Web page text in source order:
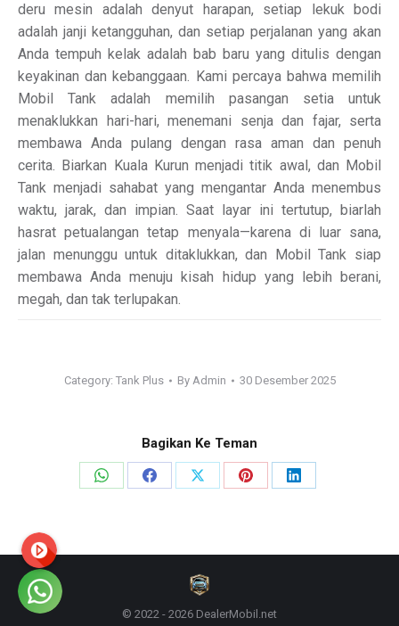
deru mesin adalah denyut harapan, setiap lekuk bodi
adalah janji ketangguhan, dan setiap perjalanan yang akan
Anda tempuh kelak adalah bab baru yang ditulis dengan
keyakinan dan kebanggaan. Kami percaya bahwa memilih
Mobil Tank adalah memilih pasangan setia untuk
menaklukkan hari-hari, menemani senja dan fajar, serta
membawa Anda pulang dengan rasa aman dan penuh
cerita. Biarkan Kuala Kurun menjadi titik awal, dan Mobil
Tank menjadi sahabat yang mengantar Anda menembus
waktu, jarak, dan impian. Saat layar ini tertutup, biarlah
hasrat petualangan tetap menyala—karena di luar sana,
jalan menunggu untuk ditaklukkan, dan Mobil Tank siap
membawa Anda menuju kisah hidup yang lebih berani,
megah, dan tak terlupakan.
Category: Tank Plus By Admin 30 Desember 2025
Bagikan Ke Teman
Share
Share
Share
Share
Share
© 2022 - 2026 DealerMobil.net